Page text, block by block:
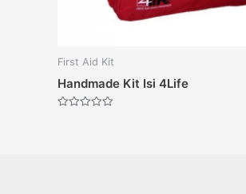
First Aid Kit
Handmade Kit Isi 4Life